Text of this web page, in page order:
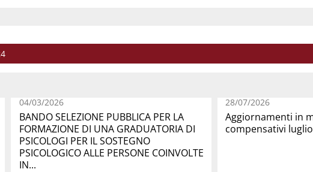
04/03/2026
BANDO SELEZIONE PUBBLICA PER LA
FORMAZIONE DI UNA GRADUATORIA DI
PSICOLOGI PER IL SOSTEGNO
PSICOLOGICO ALLE PERSONE COINVOLTE
IN...
28/07/2026
Aggiornamenti in
compensativi